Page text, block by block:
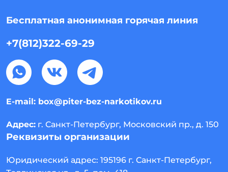
Бесплатная анонимная горячая линия
+7(812)322-69-29
E-mail: box@piter-bez-narkotikov.ru
Адрес: г. Санкт-Петербург, Московский пр., д. 150
Реквизиты организации
Юридический адрес: 195196 г. Санкт-Петербург,